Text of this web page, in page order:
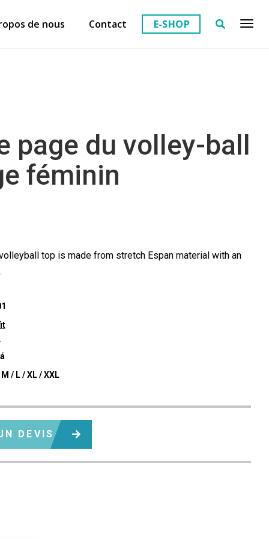
de nous Contact E-SHOP
page du volley-ball
féminin
top is made from stretch Espan material with an
/ L / XL / XXL
DEVIS